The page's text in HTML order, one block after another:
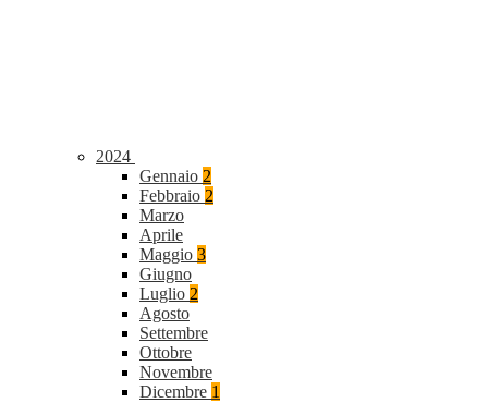
2024
Gennaio 2
Febbraio 2
Marzo
Aprile
Maggio 3
Giugno
Luglio 2
Agosto
Settembre
Ottobre
Novembre
Dicembre 1